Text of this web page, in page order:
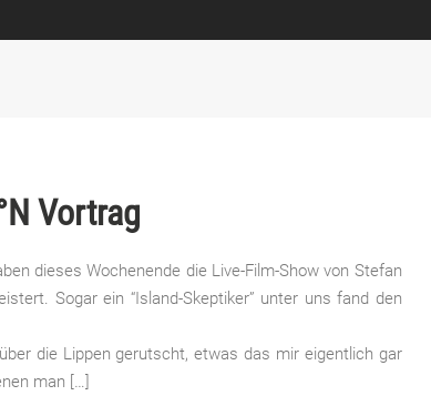
Vortrag
dieses Wochenende die Live-Film-Show von Stefan
Sogar ein “Island-Skeptiker” unter uns fand den
die Lippen gerutscht, etwas das mir eigentlich gar
man […]